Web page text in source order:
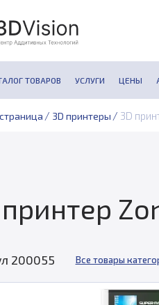
ТОВАРОВ УСЛУГИ ЦЕНЫ
/ 3D принтеры / 3D
200055 Все товары